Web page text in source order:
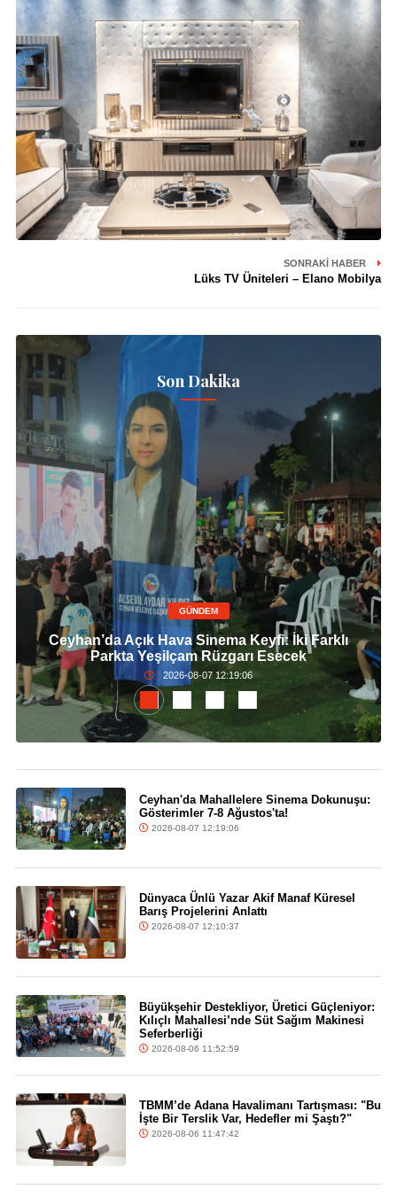
SONRAKI HABER
Lüks TV Üniteleri – Elano Mobilya
Son Dakika
GÜNDEM
Ceyhan’da Açık Hava Sinema Keyfi: İki Farklı
Parkta Yeşilçam Rüzgarı Esecek
2026-08-07 12:19:06
Ceyhan'da Mahallelere Sinema Dokunuşu:
Gösterimler 7-8 Ağustos'ta!
2026-08-07 12:19:06
Dünyaca Ünlü Yazar Akif Manaf Küresel
Barış Projelerini Anlattı
2026-08-07 12:10:37
Büyükşehir Destekliyor, Üretici Güçleniyor:
Kılıçlı Mahallesi’nde Süt Sağım Makinesi
Seferberliği
2026-08-06 11:52:59
TBMM’de Adana Havalimanı Tartışması: "Bu
İşte Bir Terslik Var, Hedefler mi Şaştı?"
2026-08-06 11:47:42